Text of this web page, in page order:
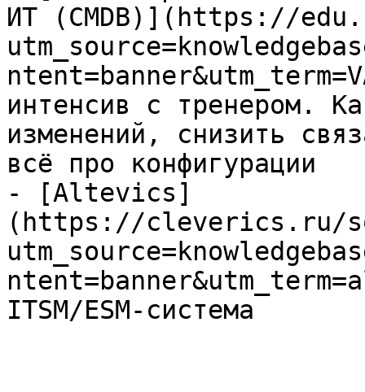
ИТ (CMDB)](https://
интенсив с тренером.
изменений, снизить
всё про конфигурации
- [Altevics]
(https://cleverics.ru/
ITSM/ESM-система